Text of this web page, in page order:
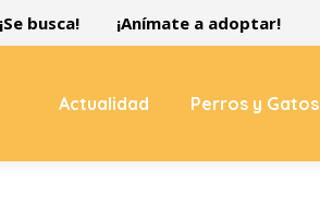
¡Se busca! ¡Anímate a adoptar!
Actualidad Perros y Gatos